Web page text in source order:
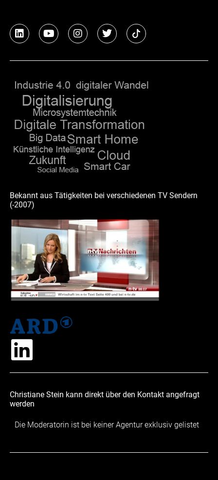
L
i
i
n
Y
o
e
I
n
r
a
m
T
w
r
Bekannt aus Tätigkeiten bei verschiedenen TV Sendern
(-2007)
Christiane Stein kann direkt über den Kontakt angefragt
werden
Die Moderatorin ist bei keiner Agentur exklusiv gelistet